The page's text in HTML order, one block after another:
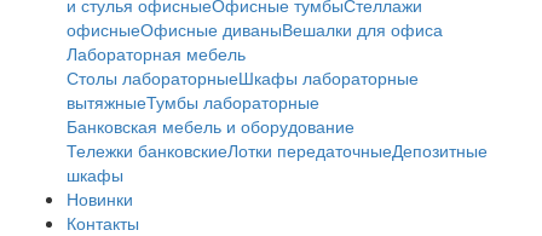
офисныеОфисные диваныВешалки для офиса
Лабораторная мебель
Столы лабораторныеШкафы лабораторные
вытяжныеТумбы лабораторные
Банковская мебель и оборудование
Тележки банковскиеЛотки передаточныеДепозитные
шкафы
Новинки
Контакты